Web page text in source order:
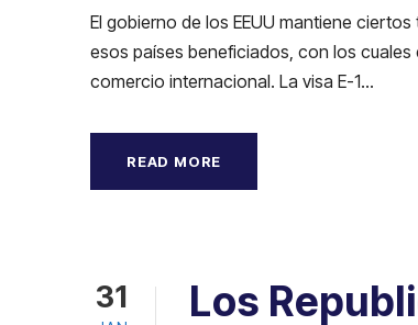
El gobierno de los EEUU mantiene
esos países beneficiados, con los
comercio internacional. La visa E-1...
READ MORE
31
Los